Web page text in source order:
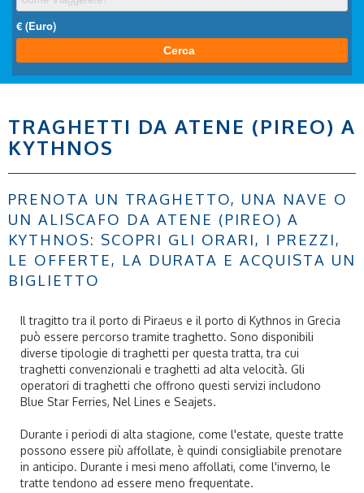
TRAGHETTI DA ATENE (PIREO) A
KYTHNOS
PRENOTA UN TRAGHETTO, UNA NAVE O
UN ALISCAFO DA ATENE (PIREO) A
KYTHNOS: SCOPRI GLI ORARI, I PREZZI,
LE OFFERTE, LA DURATA E ACQUISTA UN
BIGLIETTO
Il tragitto tra il porto di Piraeus e il porto di Kythnos in Grecia
può essere percorso tramite traghetto. Sono disponibili
diverse tipologie di traghetti per questa tratta, tra cui
traghetti convenzionali e traghetti ad alta velocità. Gli
operatori di traghetti che offrono questi servizi includono
Blue Star Ferries, Nel Lines e Seajets.
Durante i periodi di alta stagione, come l'estate, queste tratte
possono essere più affollate, è quindi consigliabile prenotare
in anticipo. Durante i mesi meno affollati, come l'inverno, le
tratte tendono ad essere meno frequentate.